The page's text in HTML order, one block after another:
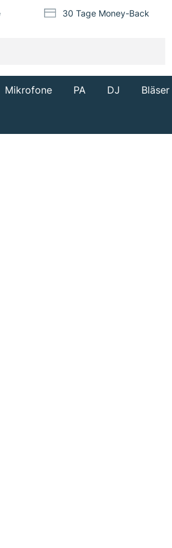
30 Tage Money-Back
Mikrofone PA DJ Bläser